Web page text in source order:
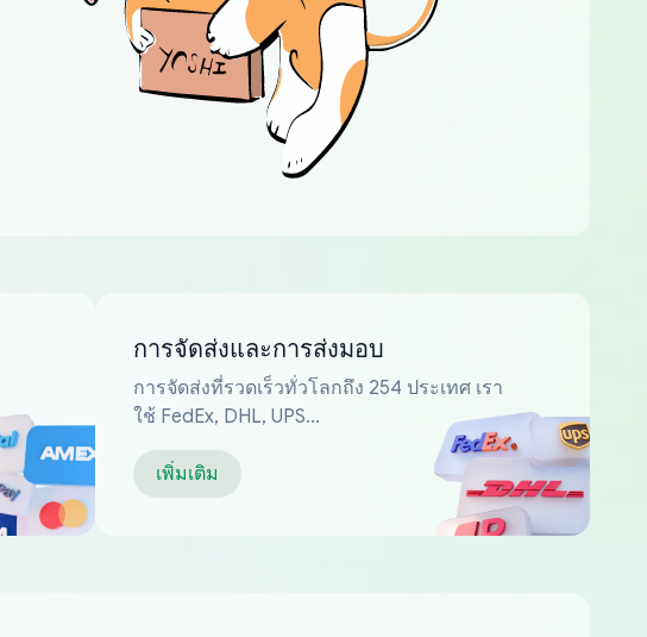
การจัดส่งและการส่งมอบ
การจัดส่งที่รวดเร็วทั่วโลกถึง 254 ประเทศ เรา
ใช้ FedEx, DHL, UPS...
เพิ่มเติม